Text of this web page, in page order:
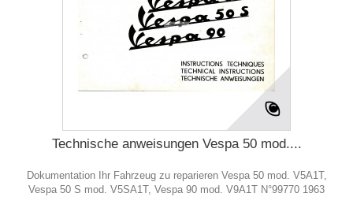
Technische anweisungen Vespa 50 mod....
Dokumentation Ihr Fahrzeug zu reparieren Vespa 50 mod. V5A1T,
Vespa 50 S mod. V5SA1T, Vespa 90 mod. V9A1T N°99770 1963